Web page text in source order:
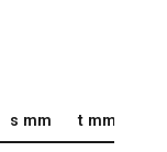
s mm t mm